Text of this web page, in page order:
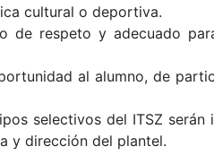
cultural o deportiva.
de respeto y adecuado
al alumno, de
selectivos del ITSZ
y dirección del plantel.